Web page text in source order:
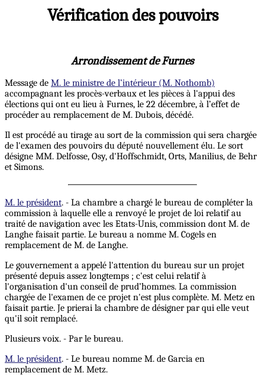
Vérification des pouvoirs
Arrondissement de Furnes
Message de M. le ministre de l’intérieur (M. Nothomb)
accompagnant les procès-verbaux et les pièces à l'appui des
élections qui ont eu lieu à Furnes, le 22 décembre, à l’effet de
procéder au remplacement de M. Dubois, décédé.
Il est procédé au tirage au sort de la commission qui sera chargée
de l'examen des pouvoirs du député nouvellement élu. Le sort
désigne MM. Delfosse, Osy, d'Hoffschmidt, Orts, Manilius, de Behr
et Simons.
M. le président. - La chambre a chargé le bureau de compléter la
commission à laquelle elle a renvoyé le projet de loi relatif au
traité de navigation avec les Etats-Unis, commission dont M. de
Langhe faisait partie. Le bureau a nomme M. Cogels en
remplacement de M. de Langhe.
Le gouvernement a appelé l'attention du bureau sur un projet
présenté depuis assez longtemps ; c'est celui relatif à
l'organisation d'un conseil de prud’hommes. La commission
chargée de l'examen de ce projet n'est plus complète. M. Metz en
faisait partie. Je prierai la chambre de désigner par qui elle veut
qu'il soit remplacé.
Plusieurs voix. - Par le bureau.
M. le président. - Le bureau nomme M. de Garcia en
remplacement de M. Metz.